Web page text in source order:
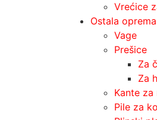
Vrećice
Ostala oprema
Vage
Prešice
Za
Za
Kante za
Pile za